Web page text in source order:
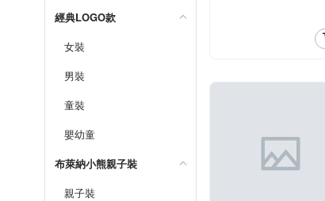
經典LOGO款
女裝
男裝
童裝
嬰幼童
布萊納小熊親子裝
親子裝